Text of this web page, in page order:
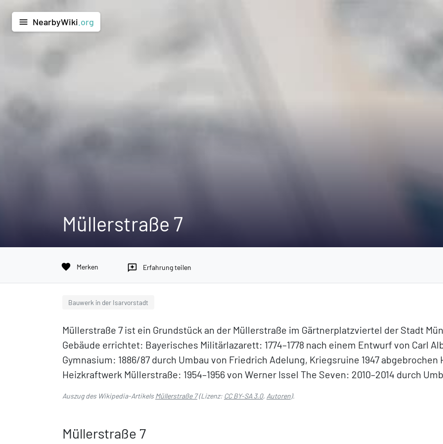
menu NearbyWiki .org
Müllerstraße 7
favorite Merken reviews Erfahrung teilen
Bauwerk in der Isarvorstadt
Müllerstraße 7 ist ein Grundstück an der Müllerstraße im Gärtnerplatzviertel der Stadt
Gebäude errichtet: Bayerisches Militärlazarett: 1774–1778 nach einem Entwurf von Carl
Gymnasium: 1886/87 durch Umbau von Friedrich Adelung, Kriegsruine 1947
Heizkraftwerk Müllerstraße: 1954–1956 von Werner Issel The Seven: 2010–2014 durch
Auszug des Wikipedia-ArtikelsMüllerstraße 7(Lizenz: CC BY-SA 3.0, Autoren).
Müllerstraße 7